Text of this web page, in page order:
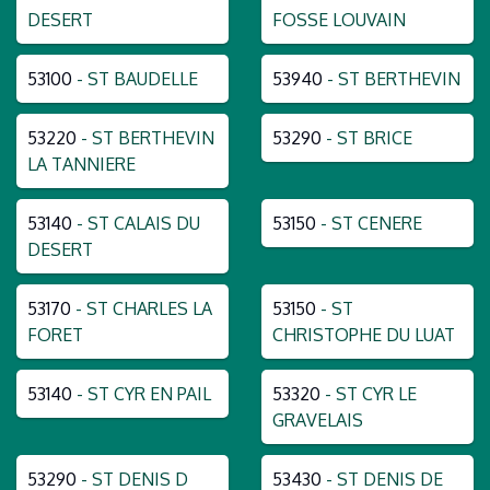
DESERT
FOSSE LOUVAIN
53100 - ST BAUDELLE 53940 - ST BERTHEVIN
53220 - ST BERTHEVIN
LA TANNIERE
53290 - ST BRICE
53140 - ST CALAIS DU
DESERT
53150 - ST CENERE
53170 - ST CHARLES LA
FORET
53150 - ST
CHRISTOPHE DU LUAT
53140 - ST CYR EN PAIL 53320 - ST CYR LE
GRAVELAIS
53290 - ST DENIS D 53430 - ST DENIS DE